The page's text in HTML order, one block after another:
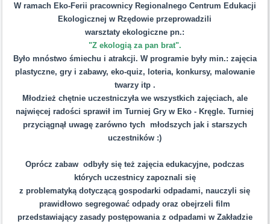
W ramach Eko-Ferii pracownicy Regionalnego Centrum Edukacji
Ekologicznej w Rzędowie przeprowadzili
warsztaty ekologiczne pn.:
"Z ekologią za pan brat".
Było mnóstwo śmiechu i atrakcji. W programie były min.: zajęcia
plastyczne, gry i zabawy, eko-quiz, loteria, konkursy, malowanie
twarzy itp .
Młodzież chętnie uczestniczyła we wszystkich zajęciach, ale
najwięcej radości sprawił im Turniej Gry w Eko - Kręgle. Turniej
przyciągnął uwagę zarówno tych młodszych jak i starszych
uczestników :)
Oprócz zabaw odbyły się też zajęcia edukacyjne, podczas
których uczestnicy zapoznali się
z problematyką dotyczącą gospodarki odpadami, nauczyli się
prawidłowo segregować odpady oraz obejrzeli film
przedstawiający zasady postępowania z odpadami w Zakładzie